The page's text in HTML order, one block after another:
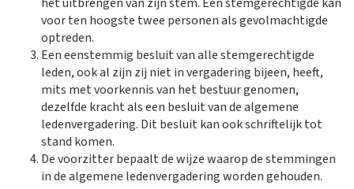
voor ten hoogste twee personen als gevolmachtigde
optreden.
Een eenstemmig besluit van alle stemgerechtigde
leden, ook al zijn zij niet in vergadering bijeen, heeft,
mits met voorkennis van het bestuur genomen,
dezelfde kracht als een besluit van de algemene
ledenvergadering. Dit besluit kan ook schriftelijk tot
stand komen.
De voorzitter bepaalt de wijze waarop de stemmingen
in de algemene ledenvergadering worden gehouden.